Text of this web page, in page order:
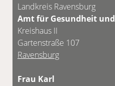
Landkreis Ravensburg
Amt für Gesundheit
Kreishaus II
Gartenstraße 107
Ravensburg
Frau Karl